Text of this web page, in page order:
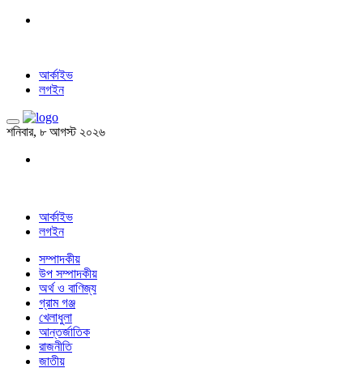
আর্কাইভ
লগইন
শনিবার, ৮ আগস্ট ২০২৬
আর্কাইভ
লগইন
সম্পাদকীয়
উপ সম্পাদকীয়
অর্থ ও বাণিজ্য
গ্রাম গঞ্জ
খেলাধুলা
আন্তর্জাতিক
রাজনীতি
জাতীয়